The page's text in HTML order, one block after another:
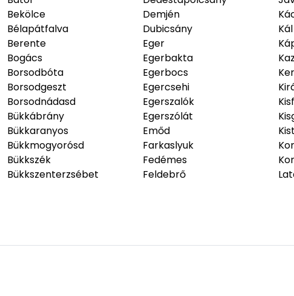
Bekölce
Bélapátfalva
Berente
Bogács
Borsodbóta
Borsodgeszt
Borsodnádasd
Bükkábrány
Bükkaranyos
Bükkmogyorósd
Bükkszék
Bükkszenterzsébet
Demjén
Dubicsány
Eger
Egerbakta
Egerbocs
Egercsehi
Egerszalók
Egerszólát
Emőd
Farkaslyuk
Fedémes
Feldebrő
Kál